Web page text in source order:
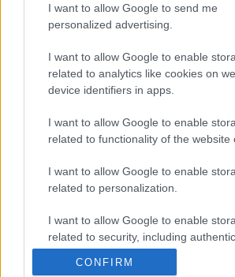
I want to allow Google to send me
personalized advertising.
I want to allow Google to enable
related to analytics like cookies on
device identifiers in apps.
I want to allow Google to enable
related to functionality of the website
I want to allow Google to enable
related to personalization.
I want to allow Google to enable
related to security, including
functionality and fraud prevention,
user protection.
CONFIRM
Az év eddigi
vasárnapi
szúnyoginvázió
Túlfogyasztás napja -
évre elegendő